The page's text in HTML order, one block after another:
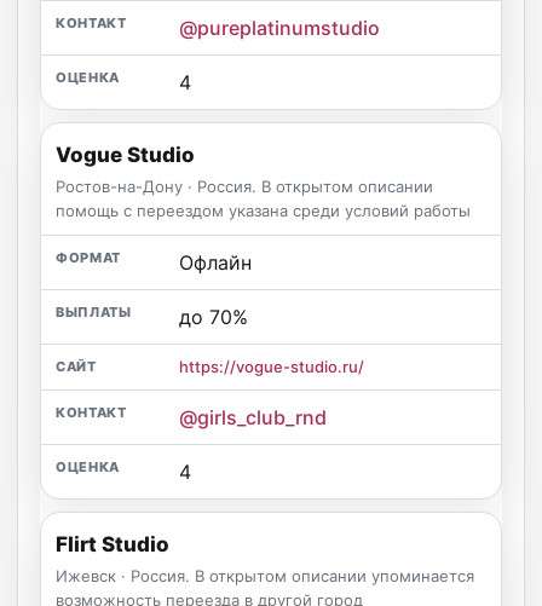
@pureplatinumstudio
4
Vogue Studio
Ростов-на-Дону · Россия. В открытом описании
помощь с переездом указана среди условий работы
Офлайн
до 70%
https://vogue-studio.ru/
@girls_club_rnd
4
Flirt Studio
Ижевск · Россия. В открытом описании упоминается
возможность переезда в другой город